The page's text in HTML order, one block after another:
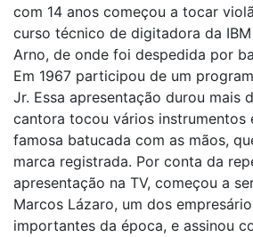
com 14 anos começou a tocar
curso técnico de digitadora da
Arno, de onde foi despedida por
Em 1967 participou de um
Jr. Essa apresentação durou mais
cantora tocou vários instrumentos
famosa batucada com as mãos,
marca registrada. Por conta da
apresentação na TV, começou a
Marcos Lázaro, um dos
importantes da época, e assinou